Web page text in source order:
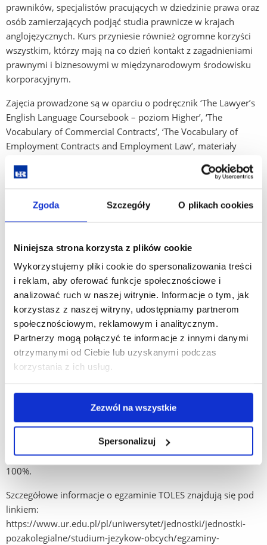
Zgoda Szczegóły O plikach cookies
Niniejsza strona korzysta z plików cookie
Wykorzystujemy pliki cookie do spersonalizowania treści
i reklam, aby oferować funkcje społecznościowe i
analizować ruch w naszej witrynie. Informacje o tym, jak
korzystasz z naszej witryny, udostępniamy partnerom
społecznościowym, reklamowym i analitycznym.
Partnerzy mogą połączyć te informacje z innymi danymi
otrzymanymi od Ciebie lub uzyskanymi podczas
korzystania z ich usług.
Zezwól na wszystkie
Spersonalizuj
prawników, specjalistów pracujących w dziedzinie prawa oraz
osób zamierzających podjąć studia prawnicze w krajach
anglojęzycznych. Kurs przyniesie również ogromne korzyści
wszystkim, którzy mają na co dzień kontakt z zagadnieniami
prawnymi i biznesowymi w międzynarodowym środowisku
korporacyjnym.
Zajęcia prowadzone są w oparciu o podręcznik ‘The Lawyer’s
English Language Coursebook – poziom Higher’, ‘The
Vocabulary of Commercial Contracts’, ‘The Vocabulary of
Employment Contracts and Employment Law’, materiały
prawnej. Program wzbogacają specjalnie opracowane na
czytelne infografiki ilustrujące terminologię, dodatkowe
naukę przydatnych kolokacji, zwrotów frazeologicznych oraz
wyrażeń przyimkowych.
Informacje o podręczniku:
Należy zaopatrzyć się w podręcznik "The Lawyer's English
Coursebook" autorstwa Catherine Mason, wydawnictwo
Global Legal English (Higher Level) – książka jest dostępna
w bibliotece UR. Opanowanie materiału zawartego
w podręczniku jest niezbędne dla wszystkich, którzy chcą zdać
się na poziom Foundation, Higher czy Advanced.
Dlaczego warto?
Nasze statystyki mówią same za siebie: zdawalność tego
egzaminu przez naszych studentów i kursantów wynosi
100%.
Szczegółowe informacje o egzaminie TOLES znajdują się pod
linkiem:
https://www.ur.edu.pl/pl/uniwersytet/jednostki/jednostki-
pozakolegialne/studium-jezykow-obcych/egzaminy-